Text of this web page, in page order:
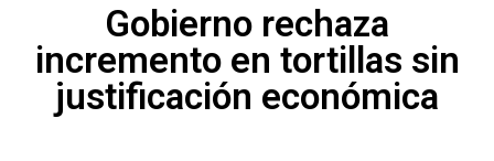
Gobierno rechaza
incremento en tortillas sin
justificación económica